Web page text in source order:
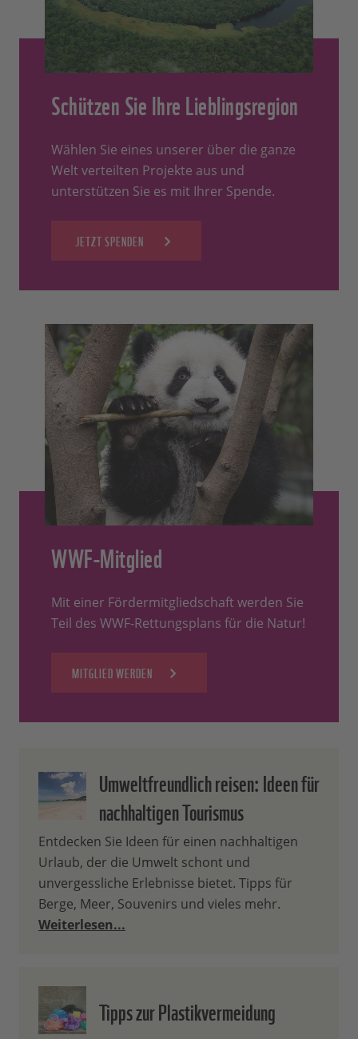
Schützen Sie Ihre Lieblingsregion
Wählen Sie eines unserer über die ganze
Welt verteilten Projekte aus und
unterstützen Sie es mit Ihrer Spende.
JETZT SPENDEN
WWF-Mitglied
Mit einer Fördermitgliedschaft werden Sie
Teil des WWF-Rettungsplans für die Natur!
MITGLIED WERDEN
Umweltfreundlich reisen: Ideen für
nachhaltigen Tourismus
Entdecken Sie Ideen für einen nachhaltigen
Urlaub, der die Umwelt schont und
unvergessliche Erlebnisse bietet. Tipps für
Berge, Meer, Souvenirs und vieles mehr.
Weiterlesen...
Tipps zur Plastikvermeidung